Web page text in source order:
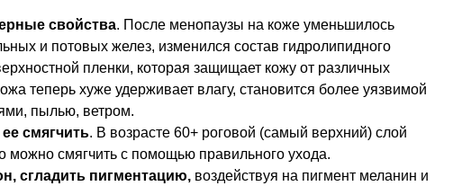
свойства. После менопаузы на коже уменьшилось
и потовых желез, изменился состав гидролипидного
пленки, которая защищает кожу от различных
теперь хуже удерживает влагу, становится более уязвимой
пылью, ветром.
смягчить. В возрасте 60+ роговой (самый верхний) слой
можно смягчить с помощью правильного ухода.
сгладить пигментацию, воздействуя на пигмент меланин и